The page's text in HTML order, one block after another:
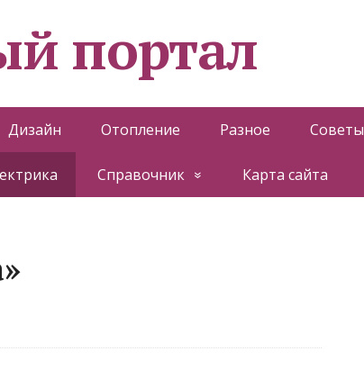
портал
Дизайн Отопление Разное Советы
Справочник Карта сайта